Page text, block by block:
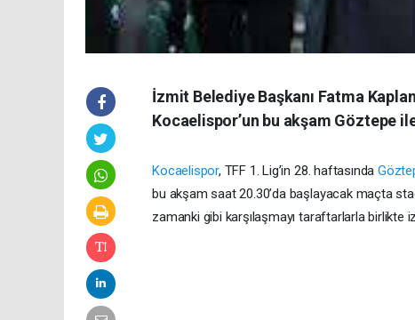
İzmit Belediye Başkanı Fatma
Kocaelispor’un bu akşam Göztepe
Kocaelispor, TFF 1. Lig’in 28. haftasında
bu akşam saat 20.30’da başlayacak maçta
zamanki gibi karşılaşmayı taraftarlarla birlikte